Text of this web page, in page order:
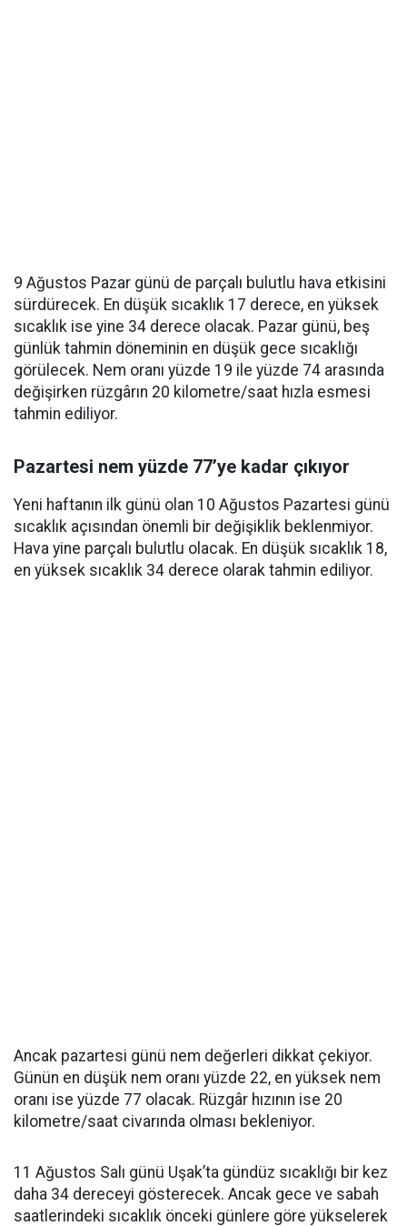
9 Ağustos Pazar günü de parçalı bulutlu hava etkisini
sürdürecek. En düşük sıcaklık 17 derece, en yüksek
sıcaklık ise yine 34 derece olacak. Pazar günü, beş
günlük tahmin döneminin en düşük gece sıcaklığı
görülecek. Nem oranı yüzde 19 ile yüzde 74 arasında
değişirken rüzgârın 20 kilometre/saat hızla esmesi
tahmin ediliyor.
Pazartesi nem yüzde 77’ye kadar çıkıyor
Yeni haftanın ilk günü olan 10 Ağustos Pazartesi günü
sıcaklık açısından önemli bir değişiklik beklenmiyor.
Hava yine parçalı bulutlu olacak. En düşük sıcaklık 18,
en yüksek sıcaklık 34 derece olarak tahmin ediliyor.
Ancak pazartesi günü nem değerleri dikkat çekiyor.
Günün en düşük nem oranı yüzde 22, en yüksek nem
oranı ise yüzde 77 olacak. Rüzgâr hızının ise 20
kilometre/saat civarında olması bekleniyor.
11 Ağustos Salı günü Uşak’ta gündüz sıcaklığı bir kez
daha 34 dereceyi gösterecek. Ancak gece ve sabah
saatlerindeki sıcaklık önceki günlere göre yükselerek